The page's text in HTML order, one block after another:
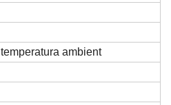
temperatura ambient